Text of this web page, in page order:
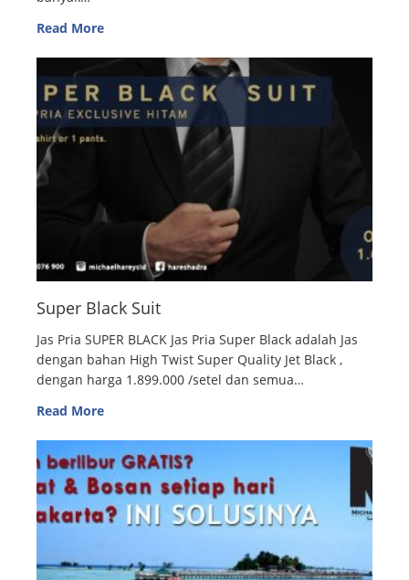
Read More
Super Black Suit
Jas Pria SUPER BLACK Jas Pria Super Black adalah Jas
dengan bahan High Twist Super Quality Jet Black ,
dengan harga 1.899.000 /setel dan semua…
Read More